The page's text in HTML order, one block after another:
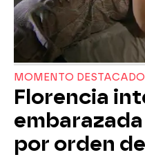
MOMENTO DESTACADO
Florencia
por orden